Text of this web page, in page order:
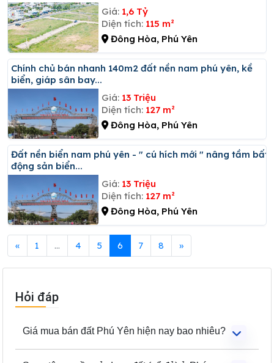
Giá: 1,6 Tỷ
Diện tích: 115 m²
Đông Hòa, Phú Yên
Chính chủ bán nhanh 140m2 đất nền nam phú yên, kề
biển, giáp sân bay...
Giá: 13 Triệu
Diện tích: 127 m²
Đông Hòa, Phú Yên
đất nền biển nam phú yên - " cú hích mới " nâng tầm bất
động sản biển...
Giá: 13 Triệu
Diện tích: 127 m²
Đông Hòa, Phú Yên
« 1 ... 4 5 6 7 8 »
Hỏi đáp
Giá mua bán đất Phú Yên hiện nay bao nhiêu?